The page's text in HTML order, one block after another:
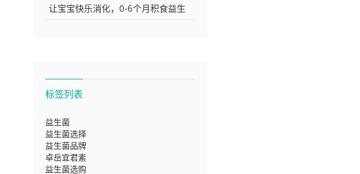
键作用与应用探讨
让宝宝快乐消化，0-6个月积食益生
标签列表
益生菌
益生菌选择
益生菌品牌
卓岳宜君素
益生菌选购